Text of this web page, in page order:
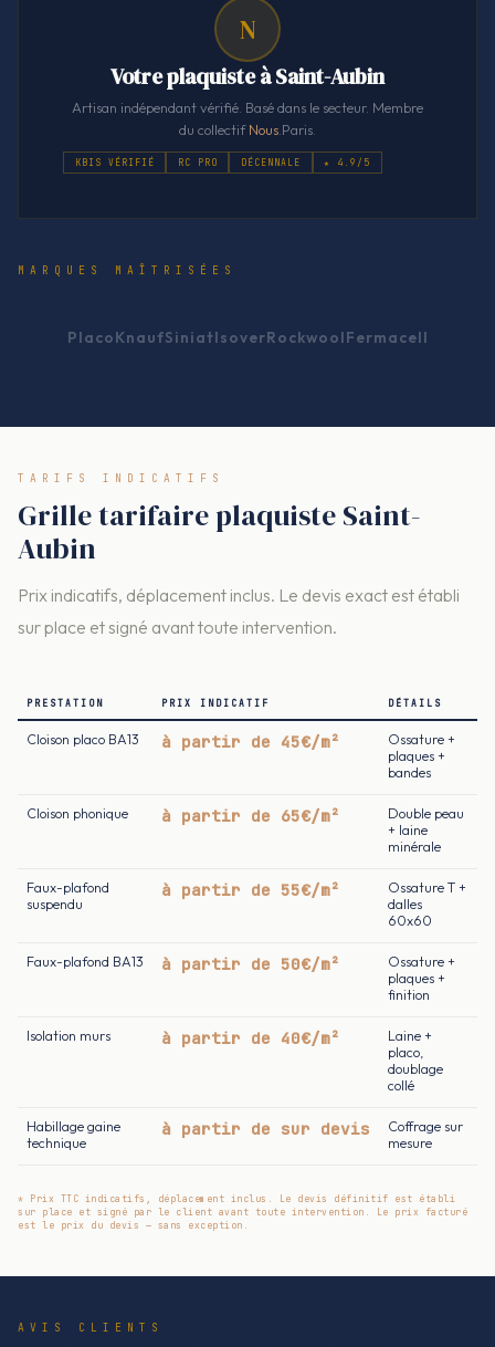
N
Votre plaquiste à Saint-Aubin
Artisan indépendant vérifié. Basé dans le secteur. Membre
du collectifNous .Paris.
KBIS VÉRIFIÉ RC PRO DÉCENNALE ★ 4.9/5
MARQUES MAÎTRISÉES
PlacoKnaufSiniatIsoverRockwoolFermacell
TARIFS INDICATIFS
Grille tarifaire plaquiste Saint-
Aubin
Prix indicatifs, déplacement inclus. Le devis exact est établi
sur place et signé avant toute intervention.
PRESTATION PRIX INDICATIF DÉTAILS
Cloison placo BA13 à partir de 45€/m²
Ossature +
plaques +
bandes
Cloison phonique à partir de 65€/m²
Double peau
+ laine
minérale
Faux-plafond
suspendu
à partir de 55€/m²
Ossature T +
dalles
60x60
Faux-plafond BA13 à partir de 50€/m²
Ossature +
plaques +
finition
Isolation murs à partir de 40€/m²
Laine +
placo,
doublage
collé
Habillage gaine
technique
à partir de sur devis
Coffrage sur
mesure
* Prix TTC indicatifs, déplacement inclus. Le devis définitif est établi
sur place et signé par le client avant toute intervention. Le prix facturé
est le prix du devis — sans exception.
AVIS CLIENTS